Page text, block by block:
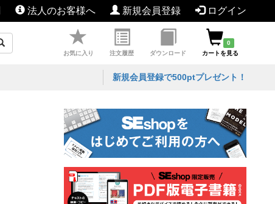
法人のお客様へ 新規会員登録 ログイン
お気に入り 注文履歴 ダウンロード
0
カートを見る
新規会員登録で500ptプレゼント！